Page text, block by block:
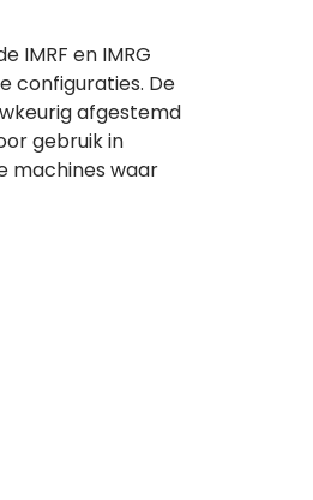
IMRF en IMRG
configuraties. De
afgestemd
gebruik in
machines waar